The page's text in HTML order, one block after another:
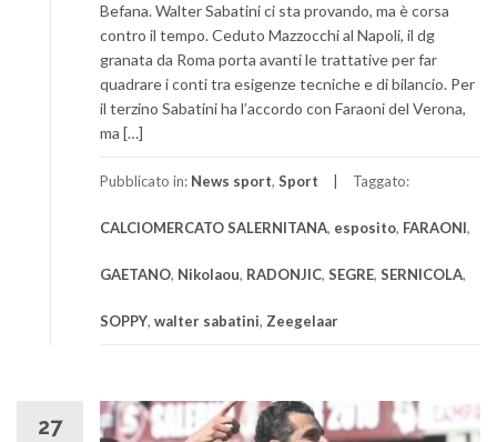
Befana. Walter Sabatini ci sta provando, ma è corsa
contro il tempo. Ceduto Mazzocchi al Napoli, il dg
granata da Roma porta avanti le trattative per far
quadrare i conti tra esigenze tecniche e di bilancio. Per
il terzino Sabatini ha l’accordo con Faraoni del Verona,
ma […]
Pubblicato in: News sport, Sport Taggato:
CALCIOMERCATO SALERNITANA, esposito, FARAONI,
GAETANO, Nikolaou, RADONJIC, SEGRE, SERNICOLA,
SOPPY, walter sabatini, Zeegelaar
27